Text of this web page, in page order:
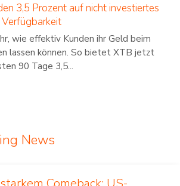
3,5 Prozent auf nicht investiertes
wie effektiv Kunden ihr Geld beim
lassen können. So bietet XTB jetzt
90 Tage 3,5...
News